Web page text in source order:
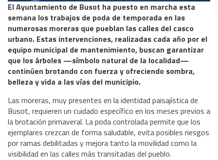
El Ayuntamiento de Busot ha puesto en marcha esta
semana los trabajos de poda de temporada en las
numerosas moreras que pueblan las calles del casco
urbano. Estas intervenciones, realizadas cada año por el
equipo municipal de mantenimiento, buscan garantizar
que los árboles —símbolo natural de la localidad—
continúen brotando con fuerza y ofreciendo sombra,
belleza y vida a las vías del municipio.
Las moreras, muy presentes en la identidad paisajística de
Busot, requieren un cuidado específico en los meses previos a
la brotación primaveral. La poda controlada permite que los
ejemplares crezcan de forma saludable, evita posibles riesgos
por ramas debilitadas y mejora tanto la movilidad como la
visibilidad en las calles más transitadas del pueblo.